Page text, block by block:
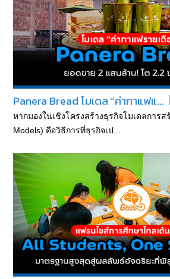
Panera Bread โมเดล “ค่ากาแฟแ...
หากมองในเชิงโครงสร้างธุรกิจโมเดลการส
Models) คือวิธีการที่ธุรกิจเป...